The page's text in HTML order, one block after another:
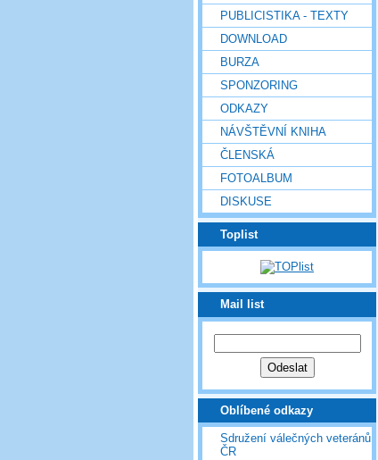
PUBLICISTIKA - TEXTY
DOWNLOAD
BURZA
SPONZORING
ODKAZY
NÁVŠTĚVNÍ KNIHA
ČLENSKÁ
FOTOALBUM
DISKUSE
Toplist
Mail list
Oblíbené odkazy
Sdružení válečných veteránů
ČR